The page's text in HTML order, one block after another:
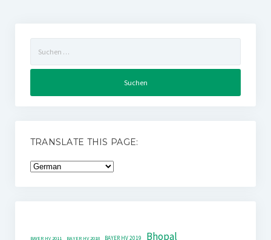
nach:
TRANSLATE THIS PAGE:
BAYER HV 2011 BAYER HV 2018 BAYER HV 2019 Bhopal